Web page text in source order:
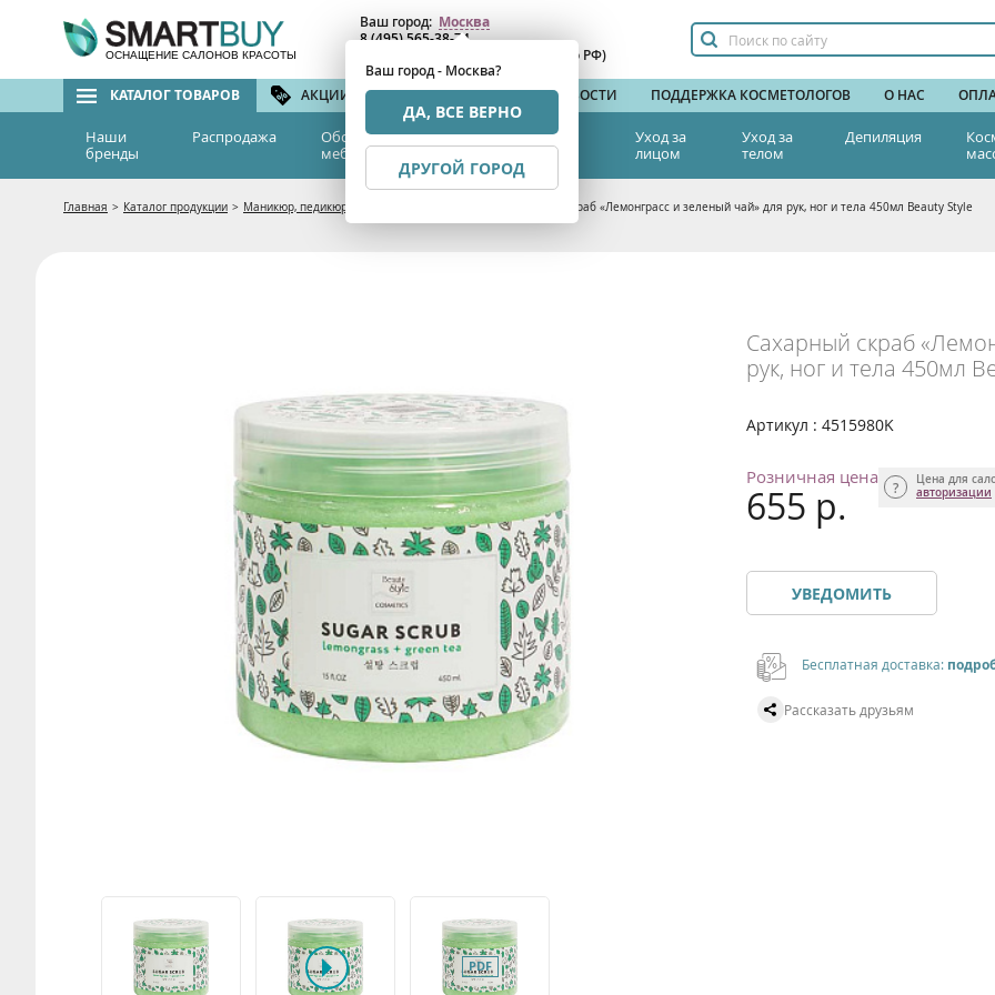
ОСНАЩЕНИЕ САЛОНОВ КРАСОТЫ
Ваш город: Москва
Ваш город - Москва?
ДА, ВСЕ ВЕРНО
ДРУГОЙ ГОРОД
8 (495) 565-38-74
(бесплатный по РФ)
КАТАЛОГ ТОВАРОВ АКЦИИ И СКИДКИ БРЕНДЫ НОВОСТИ ПОДДЕРЖКА КОСМЕТОЛОГОВ О НАС
Наши
бренды
Распродажа
Оборудование и
мебель
Эстетическая
медицина
Уход за
лицом
Уход за
телом
Депиляция
Главная > Каталог продукции > Маникюр, педикюр Сахарный скраб «Лемонграсс и зеленый чай» для рук, ног и тела 450мл Beauty Style
Сахарный скраб
рук, ног и тела 450мл
Артикул : 4515980K
Розничная цена
655 р.
Цена для
авторизации
УВЕДОМИТЬ
Бесплатная доставка:
Рассказать друзьям